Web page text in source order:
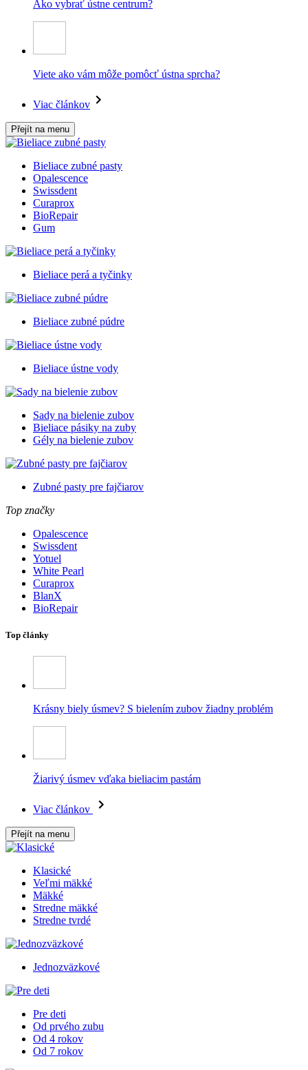
Ako vybrať ústne centrum?
Viete ako vám môže pomôcť ústna sprcha?
Viac článkov
Přejít na menu
Bieliace zubné pasty
Opalescence
Swissdent
Curaprox
BioRepair
Gum
Bieliace perá a tyčinky
Bieliace zubné púdre
Bieliace ústne vody
Sady na bielenie zubov
Bieliace pásiky na zuby
Gély na bielenie zubov
Zubné pasty pre fajčiarov
Top značky
Opalescence
Swissdent
Yotuel
White Pearl
Curaprox
BlanX
BioRepair
Top články
Krásny biely úsmev? S bielením zubov žiadny problém
Žiarivý úsmev vďaka bieliacim pastám
Viac článkov
Přejít na menu
Klasické
Veľmi mäkké
Mäkké
Stredne mäkké
Stredne tvrdé
Jednozväzkové
Pre deti
Od prvého zubu
Od 4 rokov
Od 7 rokov